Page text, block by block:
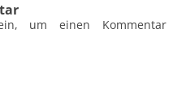
um einen Kommentar